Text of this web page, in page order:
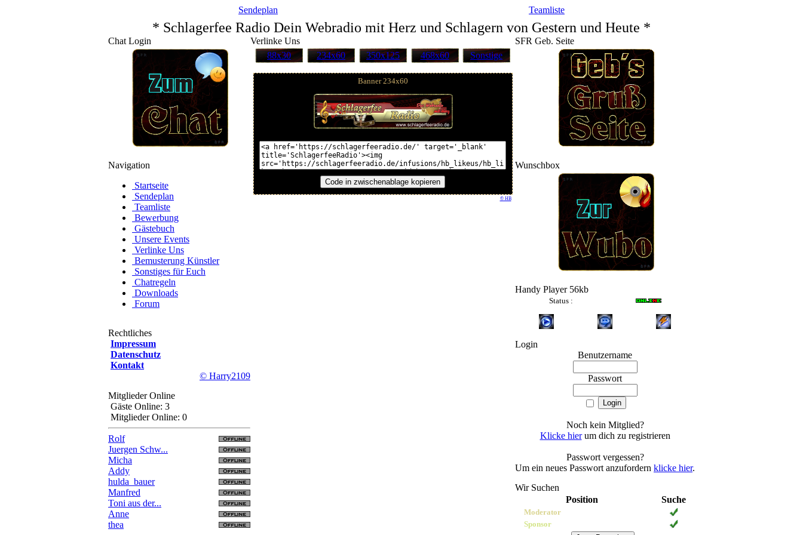
Sendeplan Teamliste
* Schlagerfee Radio Dein Webradio mit Herz und Schlagern von Gestern und Heute *
Chat Login
Navigation
Startseite
Sendeplan
Teamliste
Bewerbung
Gästebuch
Unsere Events
Verlinke Uns
Bemusterung Künstler
Sonstiges für Euch
Chatregeln
Downloads
Forum
Rechtliches
Impressum
Datenschutz
Kontakt
© Harry2109
Mitglieder Online
Gäste Online: 3
Mitglieder Online: 0
Rolf
Juergen Schw...
Micha
Addy
hulda_bauer
Manfred
Toni aus der...
Anne
thea
Verlinke Uns
88x30
234x60 350x125 468x60 Sonstige
Banner 234x60
© HB
SFR Geb. Seite
Wunschbox
Handy Player 56kb
Status :
Login
Benutzername
Passwort
Noch kein Mitglied?
Klicke hierum dich zu registrieren
Passwort vergessen?
Um ein neues Passwort anzufordern klicke hier.
Wir Suchen
Position
Suche
Moderator
Sponsor